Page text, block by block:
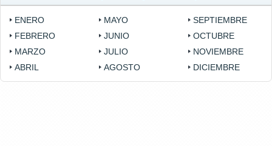
ENERO
FEBRERO
MARZO
ABRIL
MAYO
JUNIO
JULIO
AGOSTO
SEPTIEMBRE
OCTUBRE
NOVIEMBRE
DICIEMBRE